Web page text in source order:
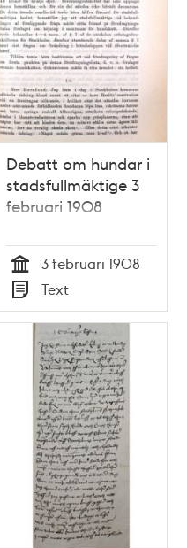
Debatt om hundar i
stadsfullmäktige 3
februari 1908
Tid
3 februari 1908
Typ
Text